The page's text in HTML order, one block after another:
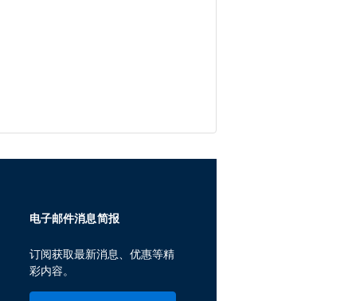
电子邮件消息简报
订阅获取最新消息、优惠等精
彩内容。